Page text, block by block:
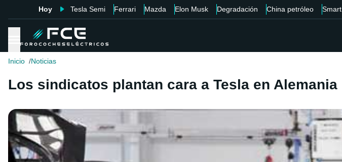
Hoy Tesla Semi Ferrari Mazda Elon Musk Degradación China petróleo Smart
Inicio Noticias
Los sindicatos plantan cara a Tesla en Alemania